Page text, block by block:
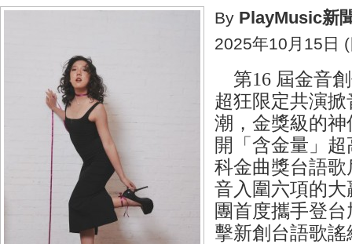
By PlayMusic新
2025年10月15日
第16 屆金音
超狂限定共演
潮，金獎級的
開「含金量」
科金曲獎台語
音入圍六項的
團首度攜手登
擊新創台語歌